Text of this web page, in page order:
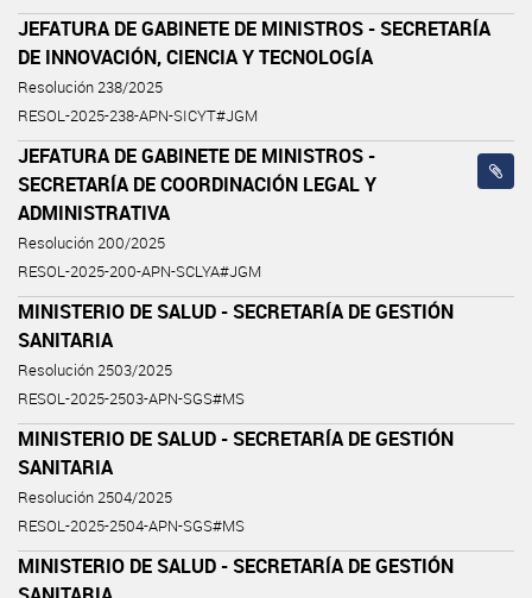
JEFATURA DE GABINETE DE MINISTROS - SECRETARÍA
DE INNOVACIÓN, CIENCIA Y TECNOLOGÍA
Resolución 238/2025
RESOL-2025-238-APN-SICYT#JGM
JEFATURA DE GABINETE DE MINISTROS -
SECRETARÍA DE COORDINACIÓN LEGAL Y
ADMINISTRATIVA
Resolución 200/2025
RESOL-2025-200-APN-SCLYA#JGM
MINISTERIO DE SALUD - SECRETARÍA DE GESTIÓN
SANITARIA
Resolución 2503/2025
RESOL-2025-2503-APN-SGS#MS
MINISTERIO DE SALUD - SECRETARÍA DE GESTIÓN
SANITARIA
Resolución 2504/2025
RESOL-2025-2504-APN-SGS#MS
MINISTERIO DE SALUD - SECRETARÍA DE GESTIÓN